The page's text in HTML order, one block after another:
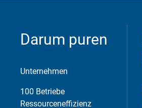
Darum puren
Unternehmen
100 Betriebe
Ressourceneffizienz